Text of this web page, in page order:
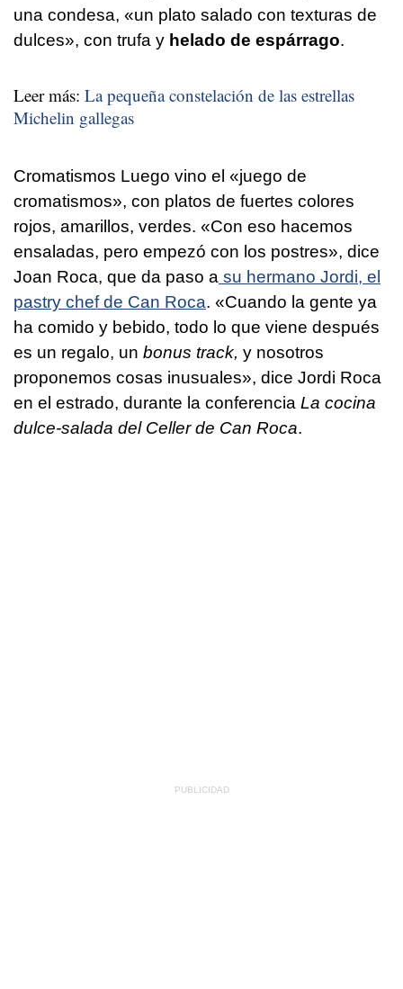
una condesa, «un plato salado con texturas de
dulces», con trufa y helado de espárrago.
Leer más: La pequeña constelación de las estrellas
Michelin gallegas
Cromatismos Luego vino el «juego de
cromatismos», con platos de fuertes colores
rojos, amarillos, verdes. «Con eso hacemos
ensaladas, pero empezó con los postres», dice
Joan Roca, que da paso a su hermano Jordi, el
pastry chef de Can Roca. «Cuando la gente ya
ha comido y bebido, todo lo que viene después
es un regalo, un bonus track, y nosotros
proponemos cosas inusuales», dice Jordi Roca
en el estrado, durante la conferencia La cocina
dulce-salada del Celler de Can Roca.